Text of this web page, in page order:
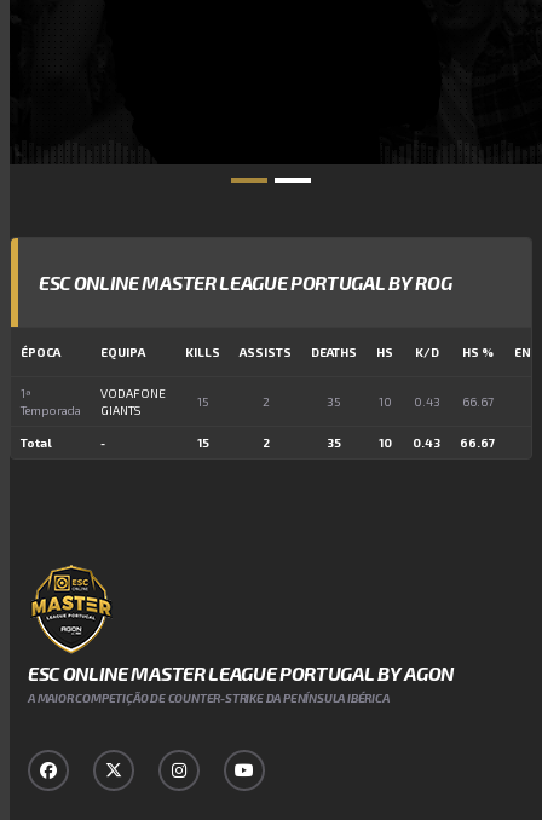
ESC ONLINE MASTER LEAGUE PORTUGAL BY ROG
ÉPOCA EQUIPA KILLS ASSISTS DEATHS HS K/D HS %
1ª
Temporada
VODAFONE
GIANTS
15 2 35 10 0.43 66.67
Total - 15 2 35 10 0.43 66.67
ESC ONLINE MASTER LEAGUE PORTUGAL BY AGON
A MAIOR COMPETIÇÃO DE COUNTER-STRIKE DA PENÍNSULA IBÉRICA